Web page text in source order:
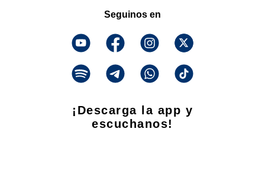
Seguinos en
¡Descarga la app y
escuchanos!